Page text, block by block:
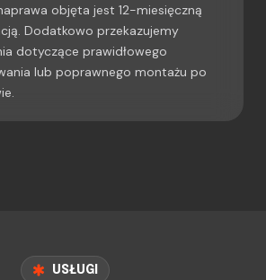
objęta jest 12-miesięczną
Dodatkowo przekazujemy
dotyczące prawidłowego
lub poprawnego montażu po
USŁUGI